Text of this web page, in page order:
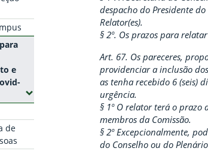
e
de
despacho do Presidente
Relator(es).
§ 2º. Os prazos para
Art. 67. Os pareceres,
providenciar a inclusão
as tenha recebido 6 (seis)
urgência.
§ 1º O relator terá o prazo
membros da Comissão.
§ 2º Excepcionalmente,
do Conselho ou do